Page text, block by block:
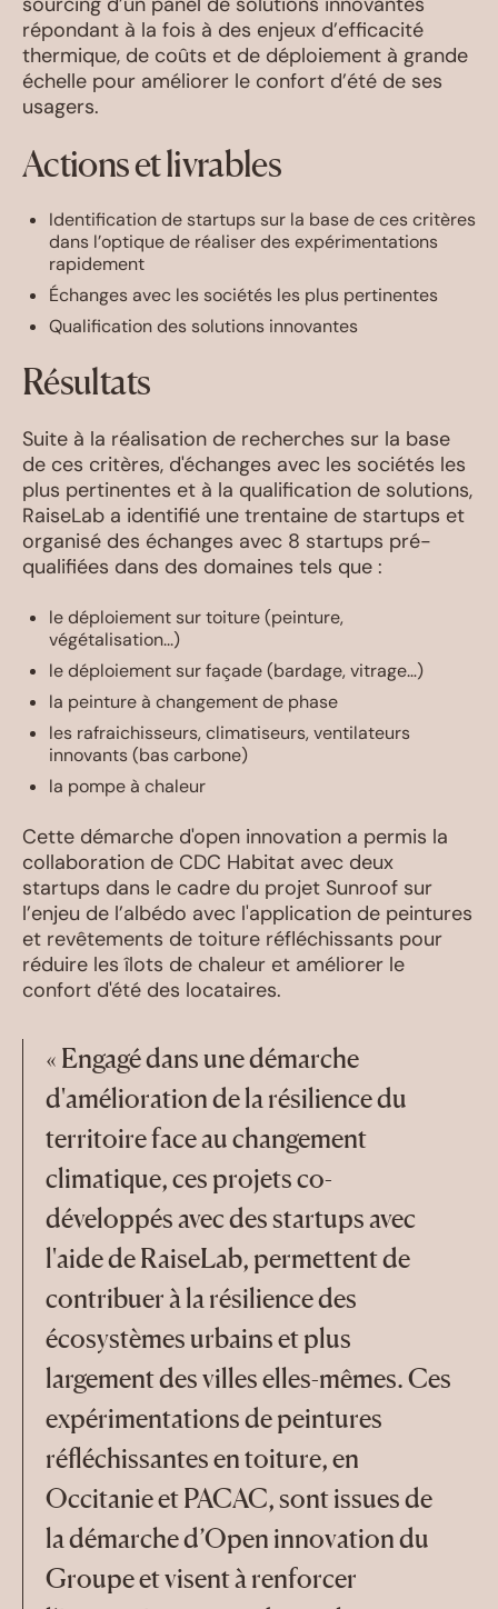
répondant à la fois à des enjeux d’efficacité
thermique, de coûts et de déploiement à grande
échelle pour améliorer le confort d’été de ses
usagers.
Actions et livrables
Identification de startups sur la base de ces critères
dans l’optique de réaliser des expérimentations
rapidement
Échanges avec les sociétés les plus pertinentes
Qualification des solutions innovantes
Résultats
Suite à la réalisation de recherches sur la base
de ces critères, d'échanges avec les sociétés les
plus pertinentes et à la qualification de solutions,
RaiseLab a identifié une trentaine de startups et
organisé des échanges avec 8 startups pré-
qualifiées dans des domaines tels que :
le déploiement sur toiture (peinture,
végétalisation...)
le déploiement sur façade (bardage, vitrage…)
la peinture à changement de phase
les rafraichisseurs, climatiseurs, ventilateurs
innovants (bas carbone)
la pompe à chaleur
Cette démarche d'open innovation a permis la
collaboration de CDC Habitat avec deux
startups dans le cadre du projet Sunroof sur
l’enjeu de l’albédo avec l'application de peintures
et revêtements de toiture réfléchissants pour
réduire les îlots de chaleur et améliorer le
confort d'été des locataires.
« Engagé dans une démarche
d'amélioration de la résilience du
territoire face au changement
climatique, ces projets co-
développés avec des startups avec
l'aide de RaiseLab, permettent de
contribuer à la résilience des
écosystèmes urbains et plus
largement des villes elles-mêmes. Ces
expérimentations de peintures
réfléchissantes en toiture, en
Occitanie et PACAC, sont issues de
la démarche d’Open innovation du
Groupe et visent à renforcer